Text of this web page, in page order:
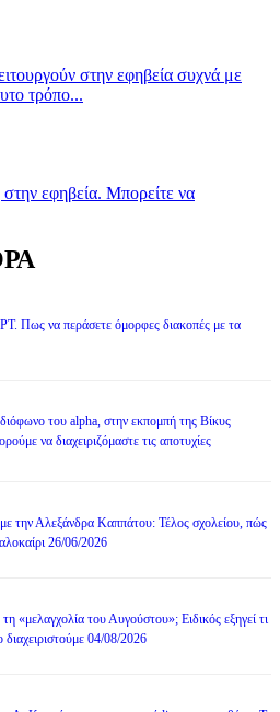
στην εφηβεία συχνά με
τρόπο...
εφηβεία. Μπορείτε να
Πως να περάσετε όμορφες διακοπές με τα
του alpha, στην εκπομπή της Βίκυς
να διαχειριζόμαστε τις αποτυχίες
την Αλεξάνδρα Καππάτου: Τέλος σχολείου, πώς
26/06/2026
«μελαγχολία του Αυγούστου»; Ειδικός εξηγεί τι
διαχειριστούμε 04/08/2026